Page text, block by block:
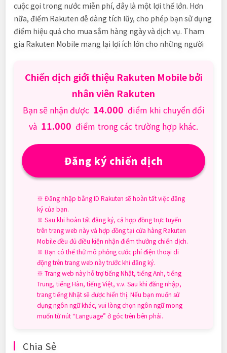
cuộc gọi trong nước miễn phí, đây là một lợi thế lớn. Hơn
nữa, điểm Rakuten dễ dàng tích lũy, cho phép bạn sử dụng
điểm hiệu quả cho mua sắm hàng ngày và dịch vụ. Tham
gia Rakuten Mobile mang lại lợi ích lớn cho những người
Chiến dịch giới thiệu Rakuten Mobile bởi
nhân viên Rakuten
Bạn sẽ nhận được 14.000 điểm khi chuyển đổi
và 11.000 điểm trong các trường hợp khác.
Đăng ký chiến dịch
※ Đăng nhập bằng ID Rakuten sẽ hoàn tất việc đăng
ký của bạn.
※ Sau khi hoàn tất đăng ký, cả hợp đồng trực tuyến
trên trang web này và hợp đồng tại cửa hàng Rakuten
Mobile đều đủ điều kiện nhận điểm thưởng chiến dịch.
※ Bạn có thể thử mô phỏng cước phí điện thoại di
động trên trang web này trước khi đăng ký.
※ Trang web này hỗ trợ tiếng Nhật, tiếng Anh, tiếng
Trung, tiếng Hàn, tiếng Việt, v.v. Sau khi đăng nhập,
trang tiếng Nhật sẽ được hiển thị. Nếu bạn muốn sử
dụng ngôn ngữ khác, vui lòng chọn ngôn ngữ mong
muốn từ nút “Language” ở góc trên bên phải.
Chia Sẻ